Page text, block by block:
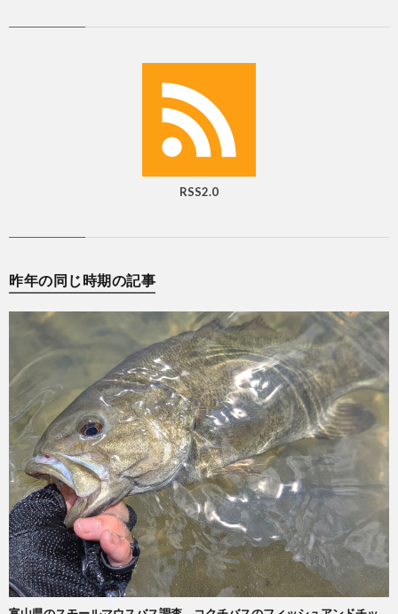
RSS2.0
昨年の同じ時期の記事